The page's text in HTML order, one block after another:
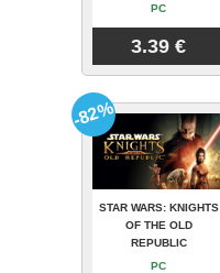
PC
3.39 €
STAR WARS: KNIGHTS
OF THE OLD
REPUBLIC
PC
-82%